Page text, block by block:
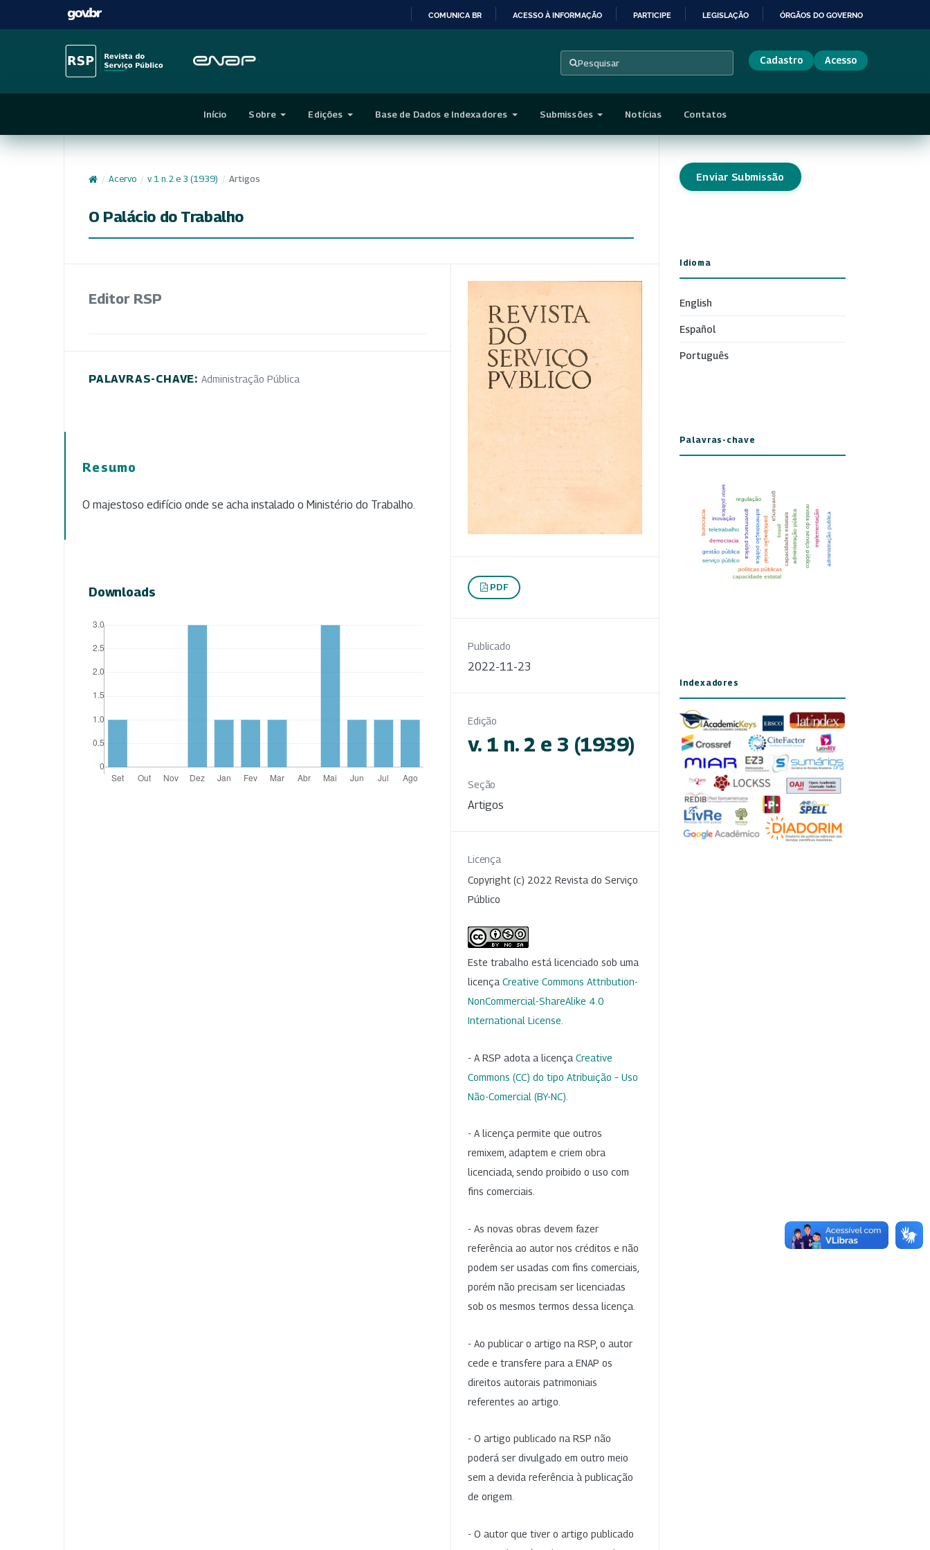
CONTEÚDO
COMUNICA BR ACESSO À INFORMAÇÃO PARTICIPE LEGISLAÇÃO ÓRGÃOS DO GOVERNO
Pesquisar Cadastro Acesso
Início Sobre Edições Base de Dados e Indexadores Submissões Notícias Contatos
/ Acervo / v. 1 n. 2 e 3 (1939) / Artigos
O Palácio do Trabalho
Editor RSP
PALAVRAS-CHAVE: Administração Pública
Resumo
O majestoso edifício onde se acha instalado o Ministério do Trabalho.
Downloads PDF
Publicado
2022-11-23
Edição
v. 1 n. 2 e 3 (1939)
Seção
Artigos
Licença
Copyright (c) 2022 Revista do Serviço
Público
Este trabalho está licenciado sob uma
licença Creative Commons Attribution-
NonCommercial-ShareAlike 4.0
International License
- A RSP adota a licença Creative
Commons (CC) do tipo Atribuição – Uso
Não-Comercial (BY-NC)
- A licença permite que outros
remixem, adaptem e criem obra
licenciada, sendo proibido o uso com
fins comerciais.
- As novas obras devem fazer
referência ao autor nos créditos e não
podem ser usadas com fins comerciais,
porém não precisam ser licenciadas
sob os mesmos termos dessa licença.
- Ao publicar o artigo na RSP, o autor
cede e transfere para a ENAP os
direitos autorais patrimoniais
referentes ao artigo.
- O artigo publicado na RSP não
poderá ser divulgado em outro meio
sem a devida referência à publicação
de origem.
- O autor que tiver o artigo publicado
Enviar Submissão
Idioma
English
Español
Português
Palavras-chave
Indexadores